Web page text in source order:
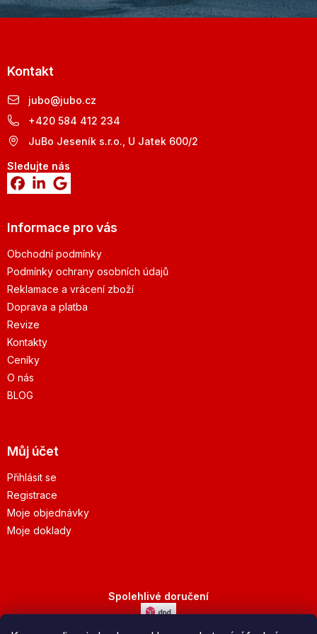
Kontakt
jubo@jubo.cz
+420 584 412 234
JuBo Jeseník s.r.o., U Jatek 600/2
Sledujte nás
Informace pro vás
Obchodní podmínky
Podmínky ochrany osobních údajů
Reklamace a vrácení zboží
Doprava a platba
Revize
Kontakty
Ceníky
O nás
BLOG
Můj účet
Přihlásit se
Registrace
Moje objednávky
Moje doklady
Spolehlivé doručení